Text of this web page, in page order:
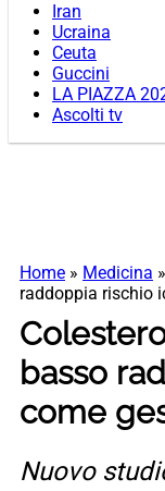
Iran
Ucraina
Ceuta
Guccini
LA PIAZZA
Ascolti tv
Home » Medicina »
raddoppia rischio
basso
come
Nuovo